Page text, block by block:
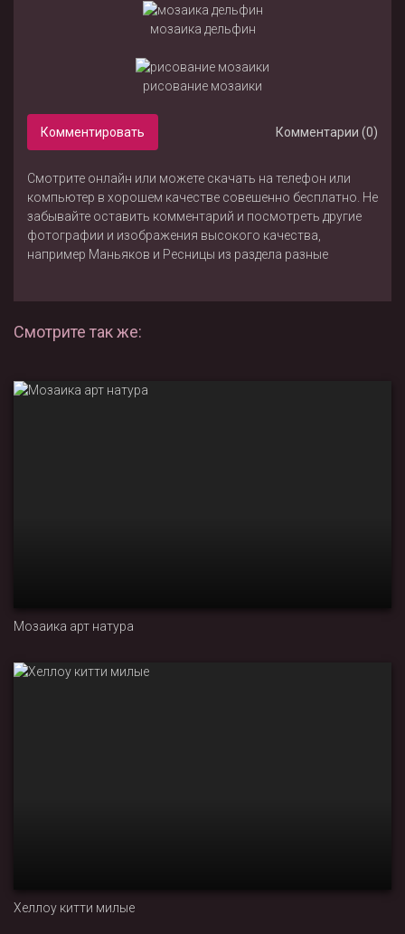
мозаика дельфин
рисование мозаики
Комментировать Комментарии (0)
Смотрите онлайн или можете скачать на телефон или
компьютер в хорошем качестве совешенно бесплатно. Не
забывайте оставить комментарий и посмотреть другие
фотографии и изображения высокого качества,
например Маньяков и Ресницы из раздела разные
Смотрите так же:
Мозаика арт натура
Хеллоу китти милые